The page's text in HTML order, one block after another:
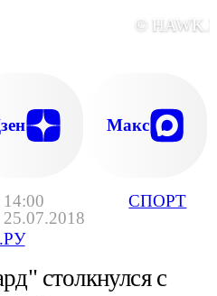
14:00
25.07.2018
СПОРТ
©
Макс
столкнулся с